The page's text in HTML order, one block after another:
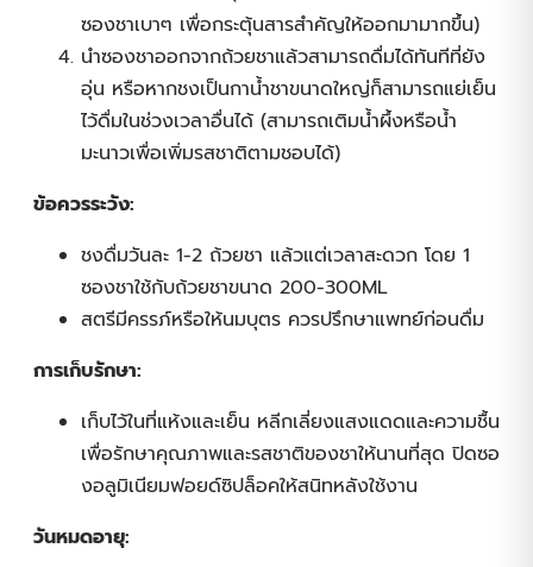
ซองชาเบาๆ เพื่อกระตุ้นสารสำคัญให้ออกมามากขึ้น)
นำซองชาออกจากถ้วยชาแล้วสามารถดื่มได้ทันทีที่ยัง
อุ่น หรือหากชงเป็นกาน้ำชาขนาดใหญ่ก็สามารถแย่เย็น
ไว้ดื่มในช่วงเวลาอื่นได้ (สามารถเติมน้ำผึ้งหรือน้ำ
มะนาวเพื่อเพิ่มรสชาติตามชอบได้)
ข้อควรระวัง:
ชงดื่มวันละ 1-2 ถ้วยชา แล้วแต่เวลาสะดวก โดย 1
ซองชาใช้กับถ้วยชาขนาด 200-300ML
สตรีมีครรภ์หรือให้นมบุตร ควรปรึกษาแพทย์ก่อนดื่ม
การเก็บรักษา:
เก็บไว้ในที่แห้งและเย็น หลีกเลี่ยงแสงแดดและความชื้น
เพื่อรักษาคุณภาพและรสชาติของชาให้นานที่สุด ปิดซอ
งอลูมิเนียมฟอยด์ซิปล็อคให้สนิทหลังใช้งาน
วันหมดอายุ: